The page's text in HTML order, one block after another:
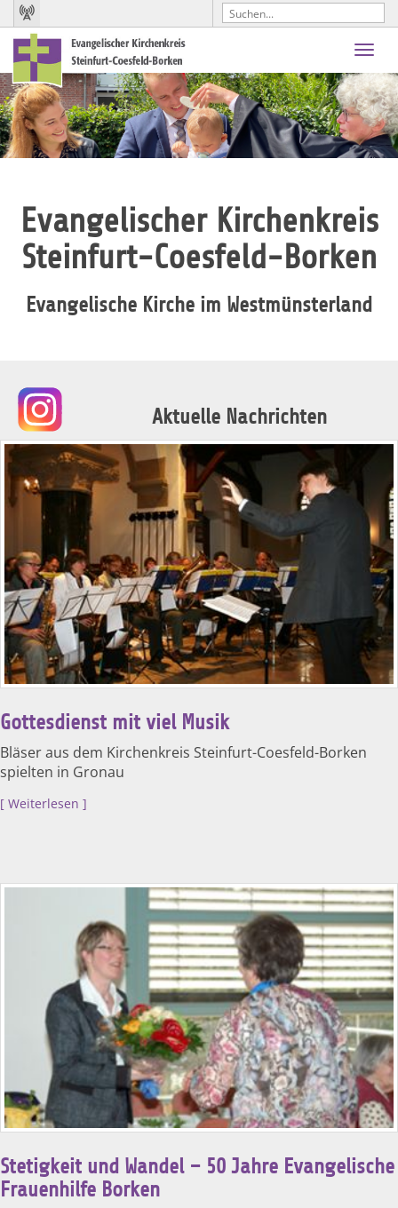
Evangelischer Kirchenkreis
Steinfurt-Coesfeld-Borken
Evangelische Kirche im Westmünsterland
Aktuelle Nachrichten
Gottesdienst mit viel Musik
Bläser aus dem Kirchenkreis Steinfurt-Coesfeld-Borken
spielten in Gronau
Weiterlesen
Stetigkeit und Wandel – 50 Jahre Evangelische
Frauenhilfe Borken